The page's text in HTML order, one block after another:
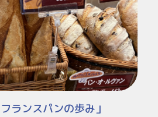
ランスパンの歩み」